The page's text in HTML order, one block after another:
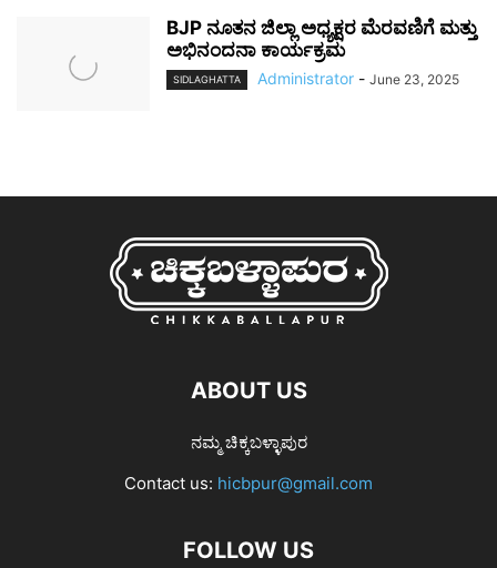
BJP ನೂತನ ಜಿಲ್ಲಾ ಅಧ್ಯಕ್ಷರ ಮೆರವಣಿಗೆ ಮತ್ತು
ಅಭಿನಂದನಾ ಕಾರ್ಯಕ್ರಮ
SIDLAGHATTA Administrator - June 23, 2025
ABOUT US
ನಮ್ಮ ಚಿಕ್ಕಬಳ್ಳಾಪುರ
Contact us: hicbpur@gmail.com
FOLLOW US